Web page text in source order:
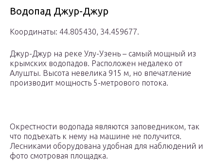
Водопад Джур-Джур
Координаты: 44.805430, 34.459677.
Джур-Джур на реке Улу-Узень – самый мощный из
крымских водопадов. Расположен недалеко от
Алушты. Высота невелика 915 м, но впечатление
производит мощность 5-метрового потока.
Окрестности водопада являются заповедником, так
что подъехать к нему на машине не получится.
Лесниками оборудована удобная для наблюдений и
фото смотровая площадка.